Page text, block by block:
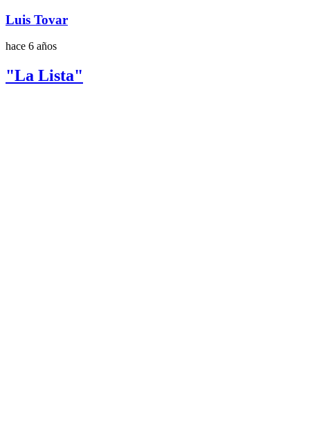
Luis Tovar
hace 6 años
"La Lista"